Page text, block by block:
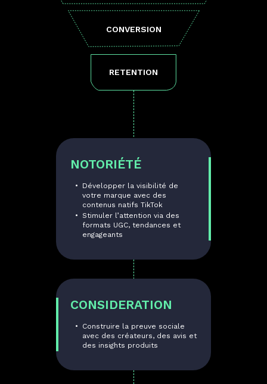
CONVERSION
RETENTION
NOTORIÉTÉ
Développer la visibilité de
votre marque avec des
contenus natifs TikTok
Stimuler l’attention via des
formats UGC, tendances et
engageants
CONSIDERATION
Construire la preuve sociale
avec des créateurs, des avis et
des insights produits